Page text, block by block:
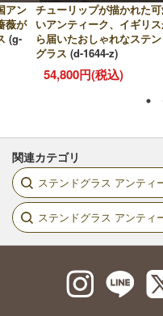
アン
薇が
(g-
チューリップが描かれた
いアンティーク、イギリ
ら届いたおしゃれなステ
グラス (d-1644-z)
54,800円(税込)
関連カテゴリ
ステンドグラス アンティ
ステンドグラス アンテ